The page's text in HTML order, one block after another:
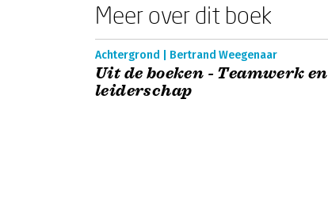
Meer over dit boek
Achtergrond | Bertrand Weegenaar
Uit de boeken - Teamwerk en
leiderschap